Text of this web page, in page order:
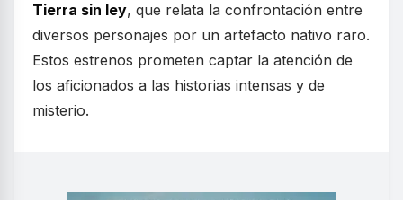
Tierra sin ley, que relata la confrontación entre
diversos personajes por un artefacto nativo raro.
Estos estrenos prometen captar la atención de
los aficionados a las historias intensas y de
misterio.